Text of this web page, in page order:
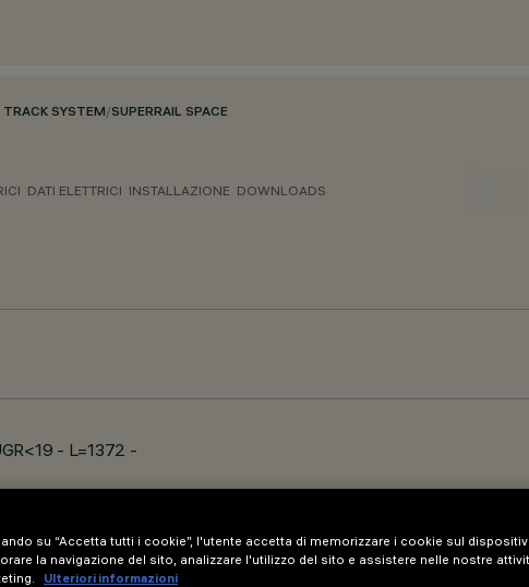
TRACK SYSTEM/SUPERRAIL SPACE
DATI ELETTRICI INSTALLAZIONE DOWNLOADS
- L=1372 -
su “Accetta tutti i cookie”, l'utente accetta di memorizzare i cookie sul
la navigazione del sito, analizzare l'utilizzo del sito e assistere nelle nostre
Ulteriori informazioni